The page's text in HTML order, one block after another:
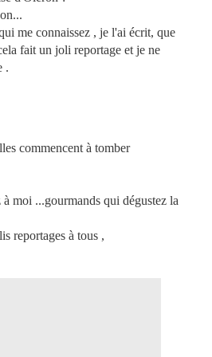
me connaissez , je l'ai écrit, que
fait un joli reportage et je ne
.
commencent à tomber
à moi ...gourmands qui dégustez la
reportages à tous ,